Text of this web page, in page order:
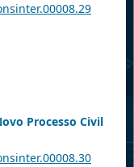
Processo Civil